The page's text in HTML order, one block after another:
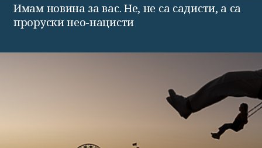
Имам новина за вас. Не, не са садисти, а са
проруски нео-нацисти